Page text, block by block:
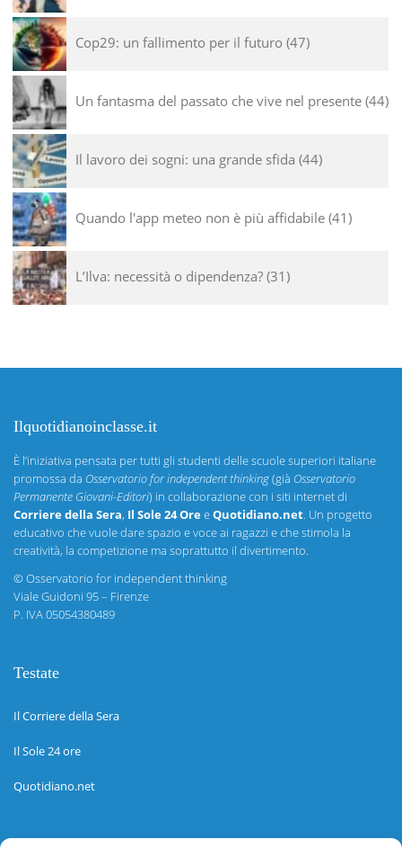
Cop29: un fallimento per il futuro 47
Un fantasma del passato che vive nel presente 44
Il lavoro dei sogni: una grande sfida 44
Quando l'app meteo non è più affidabile 41
L’Ilva: necessità o dipendenza? 31
Ilquotidianoinclasse.it
È l’iniziativa pensata per tutti gli studenti delle scuole superiori italiane
promossa da Osservatorio for independent thinking(già Osservatorio
Permanente Giovani-Editori) in collaborazione con i siti internet di
Corriere della Sera, Il Sole 24 OreeQuotidiano.net. Un progetto
educativo che vuole dare spazio e voce ai ragazzi e che stimola la
creatività, la competizione ma soprattutto il divertimento.
©Osservatorio for independent thinking
Viale Guidoni 95 – Firenze
P. IVA 05054380489
Testate
Il Corriere della Sera
Il Sole 24 ore
Quotidiano.net
Informazioni